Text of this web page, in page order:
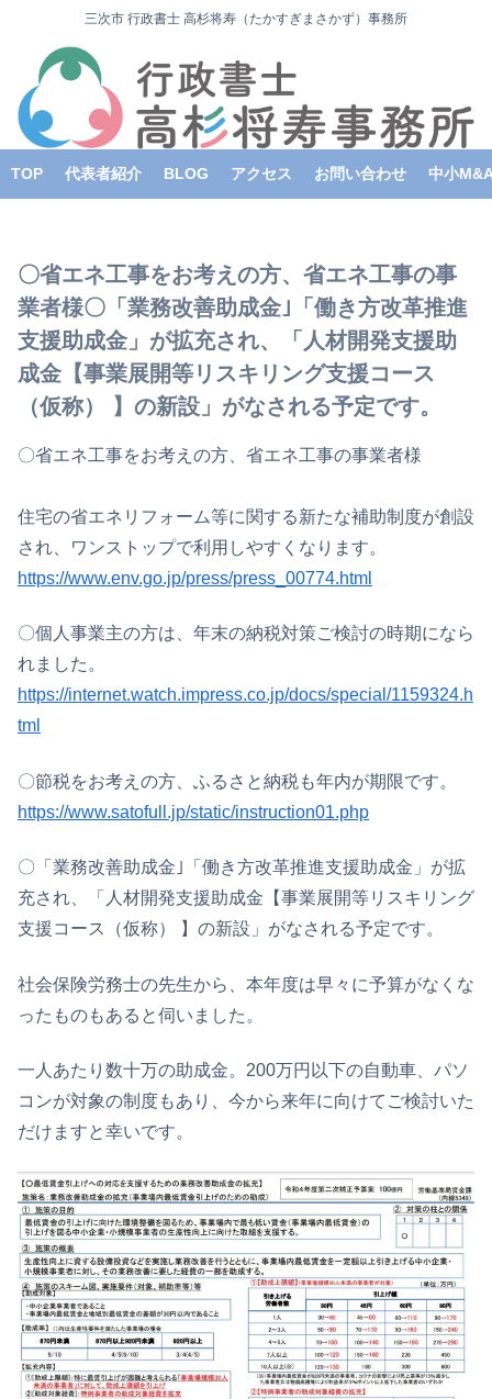
三次市 行政書士 高杉将寿（たかすぎまさかず）事務所
TOP 代表者紹介 BLOG アクセス お問い合わせ 中小
〇省エネ工事をお考えの方、省エネ工事の事
業者様〇「業務改善助成金｣「働き方改革推進
支援助成金」が拡充され、「人材開発支援助
成金【事業展開等リスキリング支援コース
（仮称） 】の新設」がなされる予定です。
〇省エネ工事をお考えの方、省エネ工事の事業者様
住宅の省エネリフォーム等に関する新たな補助制度が創設
され、ワンストップで利用しやすくなります。
https://www.env.go.jp/press/press_00774.html
〇個人事業主の方は、年末の納税対策ご検討の時期になら
れました。
https://internet.watch.impress.co.jp/docs/special/1159324.h
tml
〇節税をお考えの方、ふるさと納税も年内が期限です。
https://www.satofull.jp/static/instruction01.php
〇「業務改善助成金｣「働き方改革推進支援助成金」が拡
充され、「人材開発支援助成金【事業展開等リスキリング
支援コース（仮称） 】の新設」がなされる予定です。
社会保険労務士の先生から、本年度は早々に予算がなくな
ったものもあると伺いました。
一人あたり数十万の助成金。200万円以下の自動車、パソ
コンが対象の制度もあり、今から来年に向けてご検討いた
だけますと幸いです。